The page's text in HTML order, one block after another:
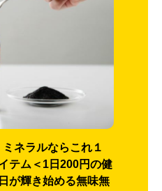
ネラルならこれ１
テム＜1日200円の健
が輝き始める無味無